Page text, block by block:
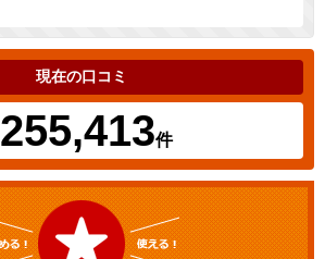
現在の口コミ
255,413件